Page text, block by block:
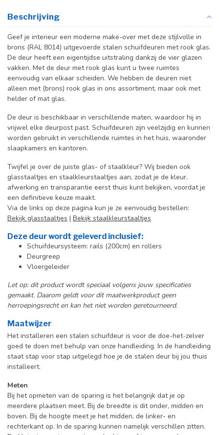
Beschrijving
Geef je interieur een moderne make-over met deze stijlvolle in
brons (RAL 8014) uitgevoerde stalen schuifdeuren met rook glas.
De deur heeft een eigentijdse uitstraling dankzij de vier glazen
vakken. Met de deur met rook glas kunt u twee ruimtes
eenvoudig van elkaar scheiden. We hebben de deuren niet
alleen met (brons) rook glas in ons assortiment, maar ook met
helder of mat glas.
De deur is beschikbaar in verschillende maten, waardoor hij in
vrijwel elke deurpost past. Schuifdeuren zijn veelzijdig en kunnen
worden gebruikt in verschillende ruimtes in het huis, waaronder
slaapkamers en kantoren.
Twijfel je over de juiste glas- of staalkleur? Wij bieden ook
glasstaaltjes en staalkleurstaaltjes aan, zodat je de kleur,
afwerking en transparantie eerst thuis kunt bekijken, voordat je
een definitieve keuze maakt.
Via de links op deze pagina kun je ze eenvoudig bestellen:
Bekijk glasstaaltjes | Bekijk staalkleurstaaltjes
Deze deur wordt geleverd inclusief:
Schuifdeursysteem: rails (200cm) en rollers
Deurgreep
Vloergeleider
Let op: dit product wordt speciaal volgens jouw specificaties
gemaakt. Daarom geldt voor dit maatwerkproduct geen
herroepingsrecht en kan het niet worden geretourneerd.
Maatwijzer
Het installeren een stalen schuifdeur is voor de doe-het-zelver
goed te doen met behulp van onze handleiding. In de handleiding
staat stap voor stap uitgelegd hoe je de stalen deur bij jou thuis
installeert.
Meten
Bij het opmeten van de sparing is het belangrijk dat je op
meerdere plaatsen meet. Bij de breedte is dit onder, midden en
boven. Bij de hoogte meet je het midden, de linker- en
rechterkant op. In de sparing kunnen namelijk verschillen zitten.